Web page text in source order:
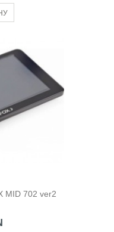
MID 702 ver2